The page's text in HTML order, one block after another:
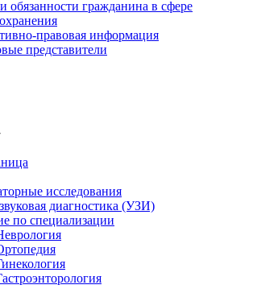
обязанности гражданина в сфере
правовая информация
представители
исследования
диагностика (УЗИ)
по специализации